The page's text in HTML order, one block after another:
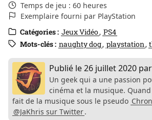
Temps de jeu : 60 heures
Exemplaire fourni par PlayStation
Catégories : Jeux Vidéo PS4
Mots-clés : naughty dog playstation
Publié le26 juillet 2020 par
Un geek qui a une passion
cinéma et la musique.
fait de la musique sous le pseudo
@JaKhris sur Twitter.